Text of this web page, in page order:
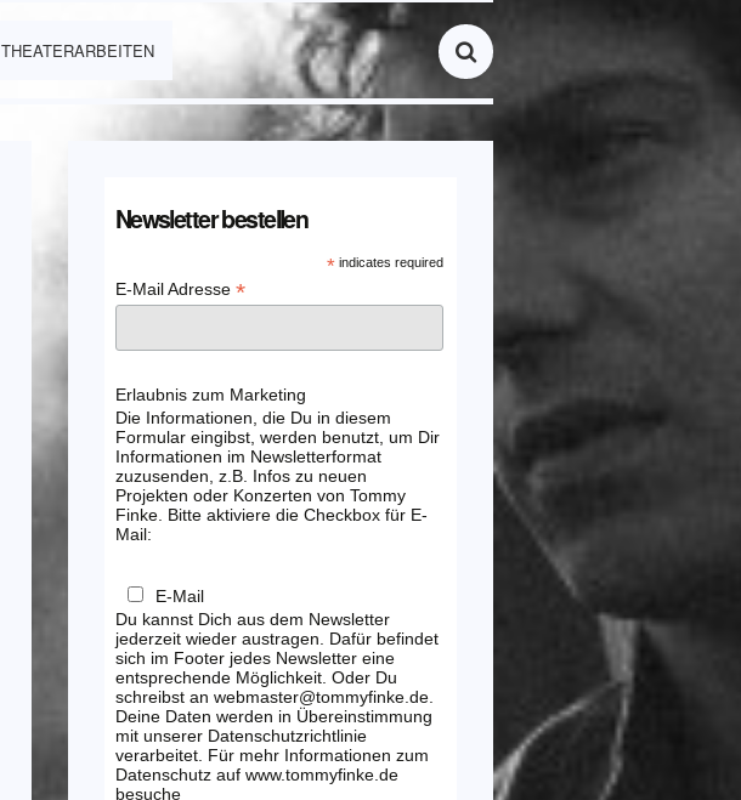
THEATERARBEITEN
Newsletter bestellen
*indicates required
E-Mail Adresse *
Erlaubnis zum Marketing
Die Informationen, die Du in diesem
Formular eingibst, werden benutzt, um Dir
Informationen im Newsletterformat
zuzusenden, z.B. Infos zu neuen
Projekten oder Konzerten von Tommy
Finke. Bitte aktiviere die Checkbox für E-
Mail:
E-Mail
Du kannst Dich aus dem Newsletter
jederzeit wieder austragen. Dafür befindet
sich im Footer jedes Newsletter eine
entsprechende Möglichkeit. Oder Du
schreibst an webmaster@tommyfinke.de.
Deine Daten werden in Übereinstimmung
mit unserer Datenschutzrichtlinie
verarbeitet. Für mehr Informationen zum
Datenschutz auf www.tommyfinke.de
besuche